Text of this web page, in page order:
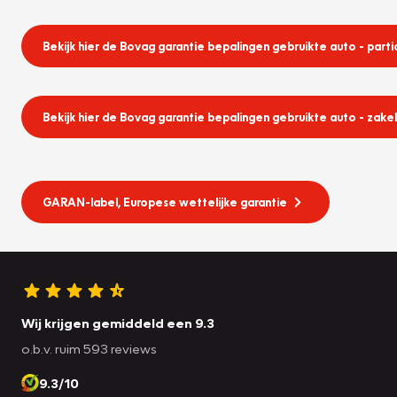
Bekijk hier de Bovag garantie bepalingen gebruikte auto -
Bekijk hier de Bovag garantie bepalingen gebruikte auto -
GARAN-label, Europese wettelijke garantie
Wij krijgen gemiddeld een 9.3
o.b.v. ruim 593 reviews
9.3/10